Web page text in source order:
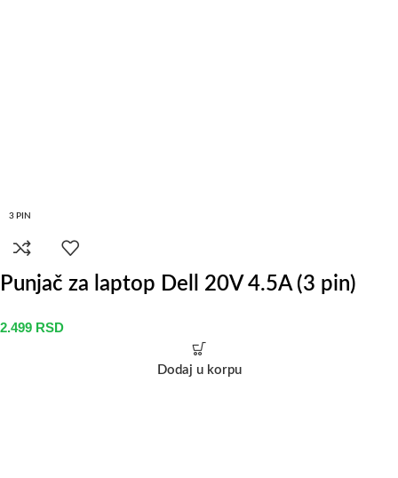
3 PIN
Punjač za laptop Dell 20V 4.5A (3 pin)
2.499 RSD
Dodaj u korpu